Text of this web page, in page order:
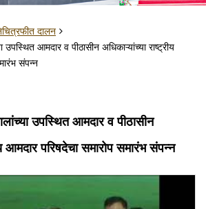
दालन
आमदार व पीठासीन अधिकाऱ्यांच्या राष्ट्रीय
संपन्न
उपस्थित आमदार व पीठासीन
आमदार परिषदेचा समारोप समारंभ संपन्न